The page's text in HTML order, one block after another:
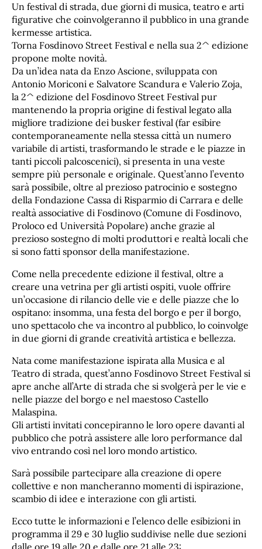
Un festival di strada, due giorni di musica, teatro e arti
figurative che coinvolgeranno il pubblico in una grande
kermesse artistica.
Torna Fosdinovo Street Festival e nella sua 2^ edizione
propone molte novità.
Da un’idea nata da Enzo Ascione, sviluppata con
Antonio Moriconi e Salvatore Scandura e Valerio Zoja,
la 2^ edizione del Fosdinovo Street Festival pur
mantenendo la propria origine di festival legato alla
migliore tradizione dei busker festival (far esibire
contemporaneamente nella stessa città un numero
variabile di artisti, trasformando le strade e le piazze in
tanti piccoli palcoscenici), si presenta in una veste
sempre più personale e originale. Quest’anno l’evento
sarà possibile, oltre al prezioso patrocinio e sostegno
della Fondazione Cassa di Risparmio di Carrara e delle
realtà associative di Fosdinovo (Comune di Fosdinovo,
Proloco ed Università Popolare) anche grazie al
prezioso sostegno di molti produttori e realtà locali che
si sono fatti sponsor della manifestazione.
Come nella precedente edizione il festival, oltre a
creare una vetrina per gli artisti ospiti, vuole offrire
un’occasione di rilancio delle vie e delle piazze che lo
ospitano: insomma, una festa del borgo e per il borgo,
uno spettacolo che va incontro al pubblico, lo coinvolge
in due giorni di grande creatività artistica e bellezza.
Nata come manifestazione ispirata alla Musica e al
Teatro di strada, quest’anno Fosdinovo Street Festival si
apre anche all’Arte di strada che si svolgerà per le vie e
nelle piazze del borgo e nel maestoso Castello
Malaspina.
Gli artisti invitati concepiranno le loro opere davanti al
pubblico che potrà assistere alle loro performance dal
vivo entrando così nel loro mondo artistico.
Sarà possibile partecipare alla creazione di opere
collettive e non mancheranno momenti di ispirazione,
scambio di idee e interazione con gli artisti.
Ecco tutte le informazioni e l’elenco delle esibizioni in
programma il 29 e 30 luglio suddivise nelle due sezioni